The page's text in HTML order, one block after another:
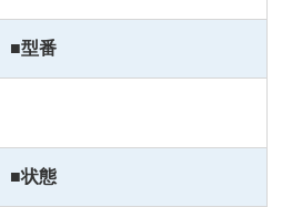
■型番
■状態